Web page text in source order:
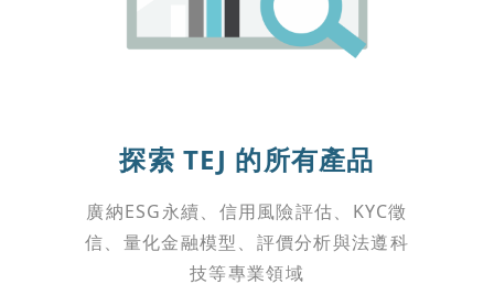
探索 TEJ 的所有產品
廣納ESG永續、信用風險評估、KYC徵
信、量化金融模型、評價分析與法遵科
技等專業領域